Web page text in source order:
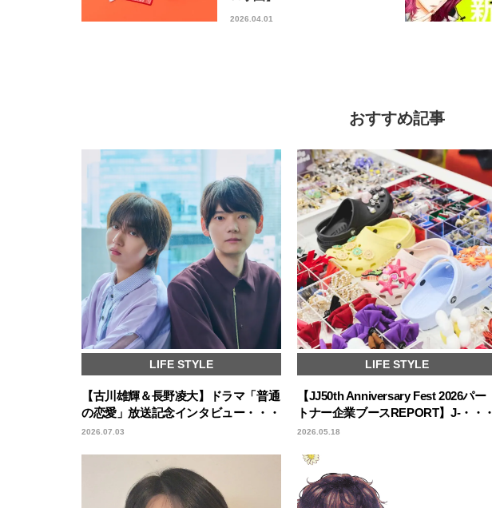
2026.04.01
おすすめ記事
LIFE STYLE
【古川雄輝＆長野凌大】ドラマ「普通
の恋愛」放送記念インタビュー・・・
2026.07.03
LIFE STYLE
【JJ50th Anniversary Fest 2026パー
トナー企業ブースREPORT】J-・・・
2026.05.18